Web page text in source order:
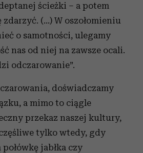
ścieżki – a potem
zdarzyć. (…) W oszołomieniu
o samotności, ulegamy
nas od niej na zawsze ocali.
odczarowanie”.
doświadczamy
a mimo to ciągle
przekaz naszej kultury,
tylko wtedy, gdy
jabłka czy